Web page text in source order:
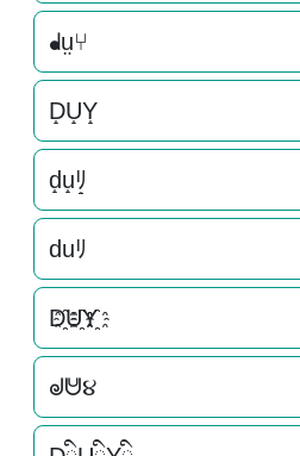
ᖱṳ⑂
D̝U̝Y̝
d̝u̝ﾘ̝
duﾘ
D҈U҈Y҈
ᖙᕰ૪